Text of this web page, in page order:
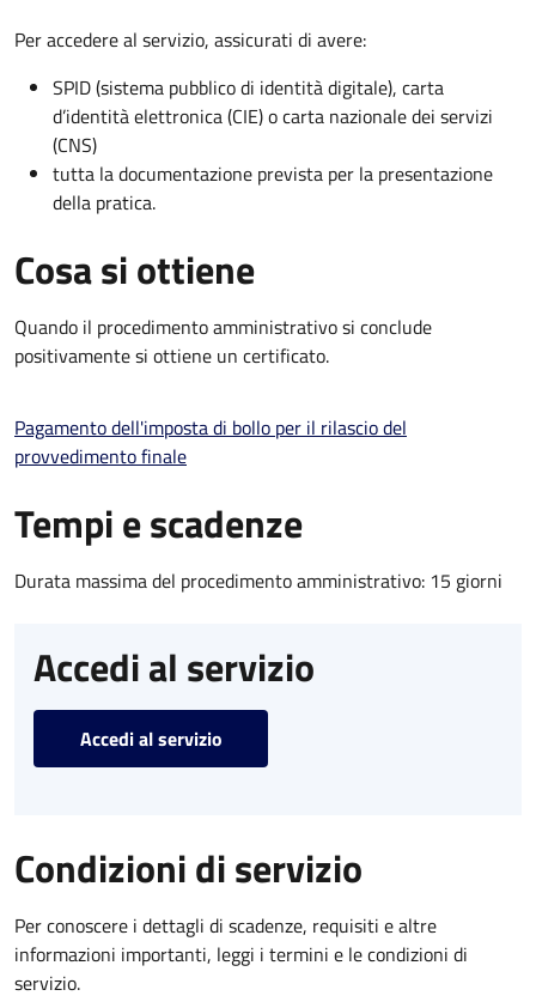
Per accedere al servizio, assicurati di avere:
SPID (sistema pubblico di identità digitale), carta
d’identità elettronica (CIE) o carta nazionale dei servizi
(CNS)
tutta la documentazione prevista per la presentazione
della pratica.
Cosa si ottiene
Quando il procedimento amministrativo si conclude
positivamente si ottiene un certificato.
Pagamento dell'imposta di bollo per il rilascio del
provvedimento finale
Tempi e scadenze
Durata massima del procedimento amministrativo: 15 giorni
Accedi al servizio
Accedi al servizio
Condizioni di servizio
Per conoscere i dettagli di scadenze, requisiti e altre
informazioni importanti, leggi i termini e le condizioni di
servizio.